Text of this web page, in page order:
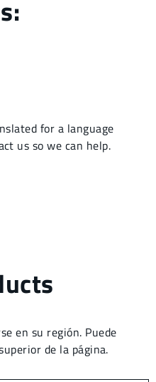
en su región. Puede
de la página.